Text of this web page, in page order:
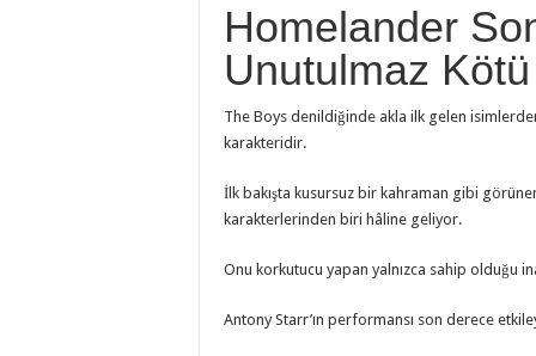
Homelander
Unutulmaz
The Boys denildiğinde akla ilk gelen
karakteridir.
İlk bakışta kusursuz bir kahraman gibi
karakterlerinden biri hâline geliyor.
Onu korkutucu yapan yalnızca sahip olduğu
Antony Starr’ın performansı son derece